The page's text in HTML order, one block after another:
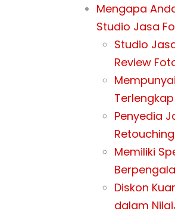
Mengapa
Studio Jasa
Studio
Review
Terlengkap
Penyedia
Memiliki
Diskon
dalam